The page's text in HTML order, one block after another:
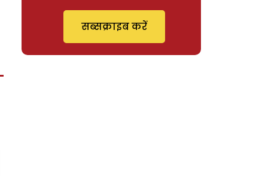
सब्सक्राइब करें